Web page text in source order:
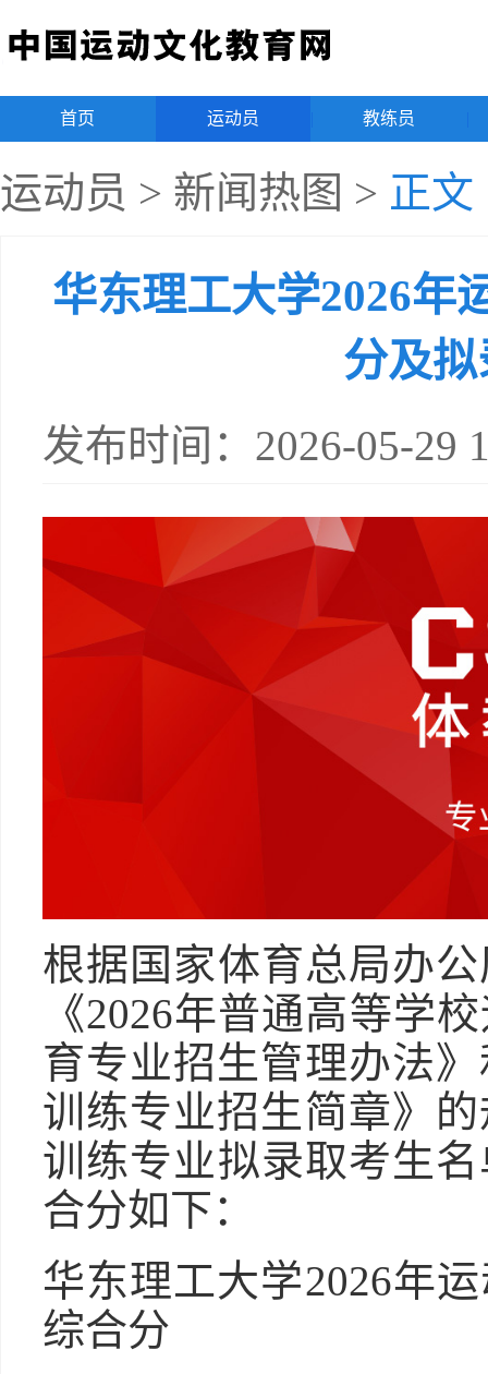
首页 运动员 教练员
运动员 > 新闻热图 > 正文
华东理工大学2026年
分及
发布时间：2026-05-
根据国家体育总局办
《2026年普通高等学
育专业招生管理办法
训练专业招生简章》
训练专业拟录取考生
合分如下：
华东理工大学2026年
综合分